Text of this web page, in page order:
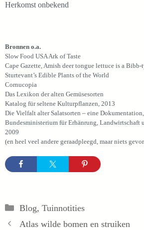
Herkomst onbekend
Bronnen o.a.
Slow Food USA Ark of Taste
Cape Gazette, Amish deer tongue lettuce is a
Sturtevant’s Edible Plants of the World
Cornucopia
Das Lexikon der alten Gemüsesorten
Katalog für seltene Kulturpflanzen, 2013
Die Vielfalt alter Salatsorten – eine Dokumentation,
Bundesministerium für Erhänrung, Landwirtschaft
2009
(en heel veel andere geraadpleegd, maar niets
Categorieën
Blog, Tuinnotities
Atlas wilde bomen en struiken